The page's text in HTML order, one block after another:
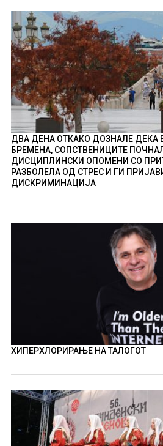
ДВА ДЕНА ОТКАКО ДОЗНАЛЕ ДЕКА
БРЕМЕНА, СОПСТВЕНИЦИТЕ
ДИСЦИПЛИНСКИ ОПОМЕНИ СО
РАЗБОЛЕЛА ОД СТРЕС И ГИ
ДИСКРИМИНАЦИЈА
ХИПЕРХЛОРИРАЊЕ НА ТАЛОГОТ